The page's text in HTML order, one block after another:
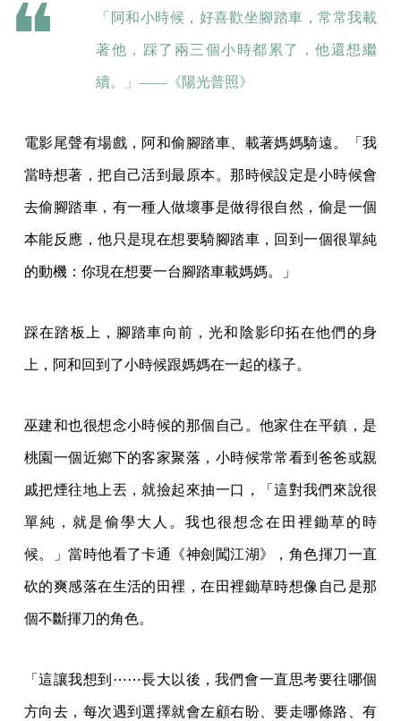
「阿和小時候，好喜歡坐腳踏車，常常我載
著他，踩了兩三個小時都累了，他還想繼
續。」——《陽光普照》
電影尾聲有場戲，阿和偷腳踏車、載著媽媽騎遠。「我
當時想著，把自己活到最原本。那時候設定是小時候會
去偷腳踏車，有一種人做壞事是做得很自然，偷是一個
本能反應，他只是現在想要騎腳踏車，回到一個很單純
的動機：你現在想要一台腳踏車載媽媽。」
踩在踏板上，腳踏車向前，光和陰影印拓在他們的身
上，阿和回到了小時候跟媽媽在一起的樣子。
巫建和也很想念小時候的那個自己。他家住在平鎮，是
桃園一個近鄉下的客家聚落，小時候常常看到爸爸或親
戚把煙往地上丟，就撿起來抽一口，「這對我們來說很
單純，就是偷學大人。我也很想念在田裡鋤草的時
候。」當時他看了卡通《神劍闖江湖》，角色揮刀一直
砍的爽感落在生活的田裡，在田裡鋤草時想像自己是那
個不斷揮刀的角色。
「這讓我想到⋯⋯長大以後，我們會一直思考要往哪個
方向去，每次遇到選擇就會左顧右盼、要走哪條路、有